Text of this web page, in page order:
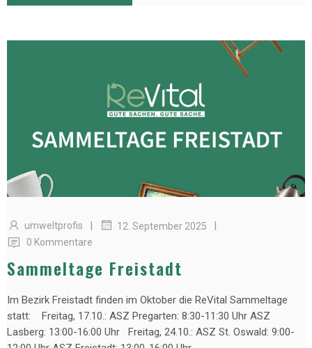
umweltprofis | 12. September 2025 |
0 Kommentare
Sammeltage Freistadt
Im Bezirk Freistadt finden im Oktober die ReVital Sammeltage
statt: Freitag, 17.10.: ASZ Pregarten: 8:30-11:30 Uhr ASZ
Lasberg: 13:00-16:00 Uhr Freitag, 24.10.: ASZ St. Oswald: 9:00-